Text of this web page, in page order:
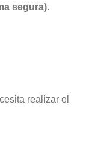
segura).
realizar el